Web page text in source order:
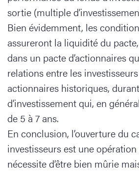
sortie (multiple
Bien évidemment, les
assureront la liquidité du
dans un pacte d’actionnaires
relations entre les
actionnaires historiques,
d’investissement qui, en
de 5 à 7 ans.
En conclusion, l’ouverture du
investisseurs est une
nécessite d’être bien mûrie